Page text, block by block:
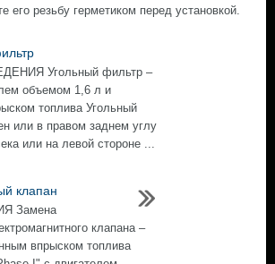
его резьбу герметиком перед установкой.
Угольный фильтр –
объемом 1,6 л и
топлива Угольный
или в правом заднем углу
или на левой стороне ...
клапан
Замена
клапана –
впрыском топлива